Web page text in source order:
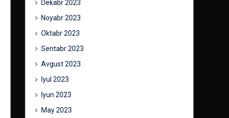
Dekabr 2023
Noyabr 2023
Oktabr 2023
Sentabr 2023
Avgust 2023
Iyul 2023
Iyun 2023
May 2023